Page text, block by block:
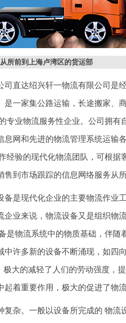
从所前到上海卢湾区的货运部
司直达绍兴轩一物流有限公司是
一家集公路运输，长途搬家、
专业物流服务性企业。公司拥有
网和先进的物流管理系统运输
经验的现代化物流团队，可根据
到市场跟踪的信息网络服务从
备是现代化企业的主要物流作业
业来说，物流设备又是组织物
是物流系统中的物质基础，伴随
许多新的设备不断涌现，如四
大的减轻了人们的劳动强度，
着重要作用，极大的促进了物流
杂。一般以设备所完成的 物流